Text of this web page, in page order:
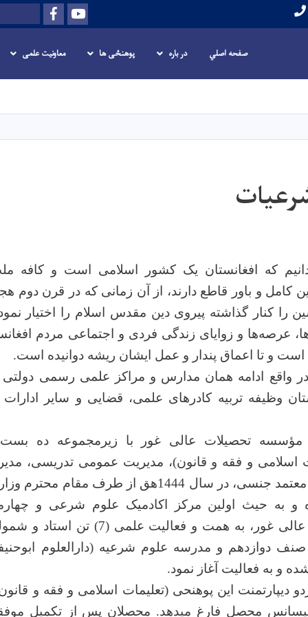
content
Youtube
Facebook
Search
صفحه اصلي در باره پوهنځی ها معاونیت علمی
که افغانستان یک کشور اسلامی است و کافه
کامل و باور قاطع دارند، از آن زمانی که در قرن دوم
را کنار گذاشته پیروی دین مقدس اسلام را اختیار
ها، عرصه‌ها و زوایای زندگی فردی و اجتماعی مردم
است و تا اعماق پندار و عمل ایشان ریشه دوانیده است.
واقع ادامه همان مدارس و مراکز علمی رسمی
وظیفه تربیه کادرهای علمی، قضایی و سایر
تحصیلات عالی غور با زیرمجموعه ده بست
اسلامی و فقه و قانون)، مدیریت عمومی تدریسی،
مدیریت کتابخانه و معتمد جنسی، در سال 1444هق از طرف
به حیث اولین مرکز اکادمیک علوم شرعی و
دوازدهم و مدرسه علوم شرعیه (دارالعلوم
و به فعالیت آغاز نمود.
دیپارتمنت این پوهنحی (تعلیمات اسلامی و فقه و
محصل فارغ می­دهد. محصلان پس از تکمیل